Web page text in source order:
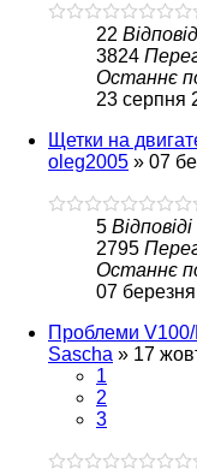
22
3824
Останнє
23 серпня
Щетки на
oleg2005 » 07
5 Відповіді
2795
Останнє
07
Проблеми
Sascha » 17
1
2
3